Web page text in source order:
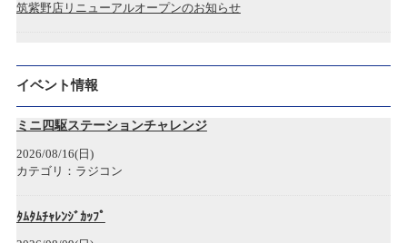
筑紫野店リニューアルオープンのお知らせ
広島アルパーク店 開店のお知らせ
2022/12/19
神戸三宮店開店のお知らせ
年末年始各店舗営業時間のお知らせ
イベント情報
ミニ四駆ステーションチャレンジ
2026/08/16(日)
カテゴリ：ラジコン
ﾀﾑﾀﾑﾁｬﾚﾝｼﾞｶｯﾌﾟ